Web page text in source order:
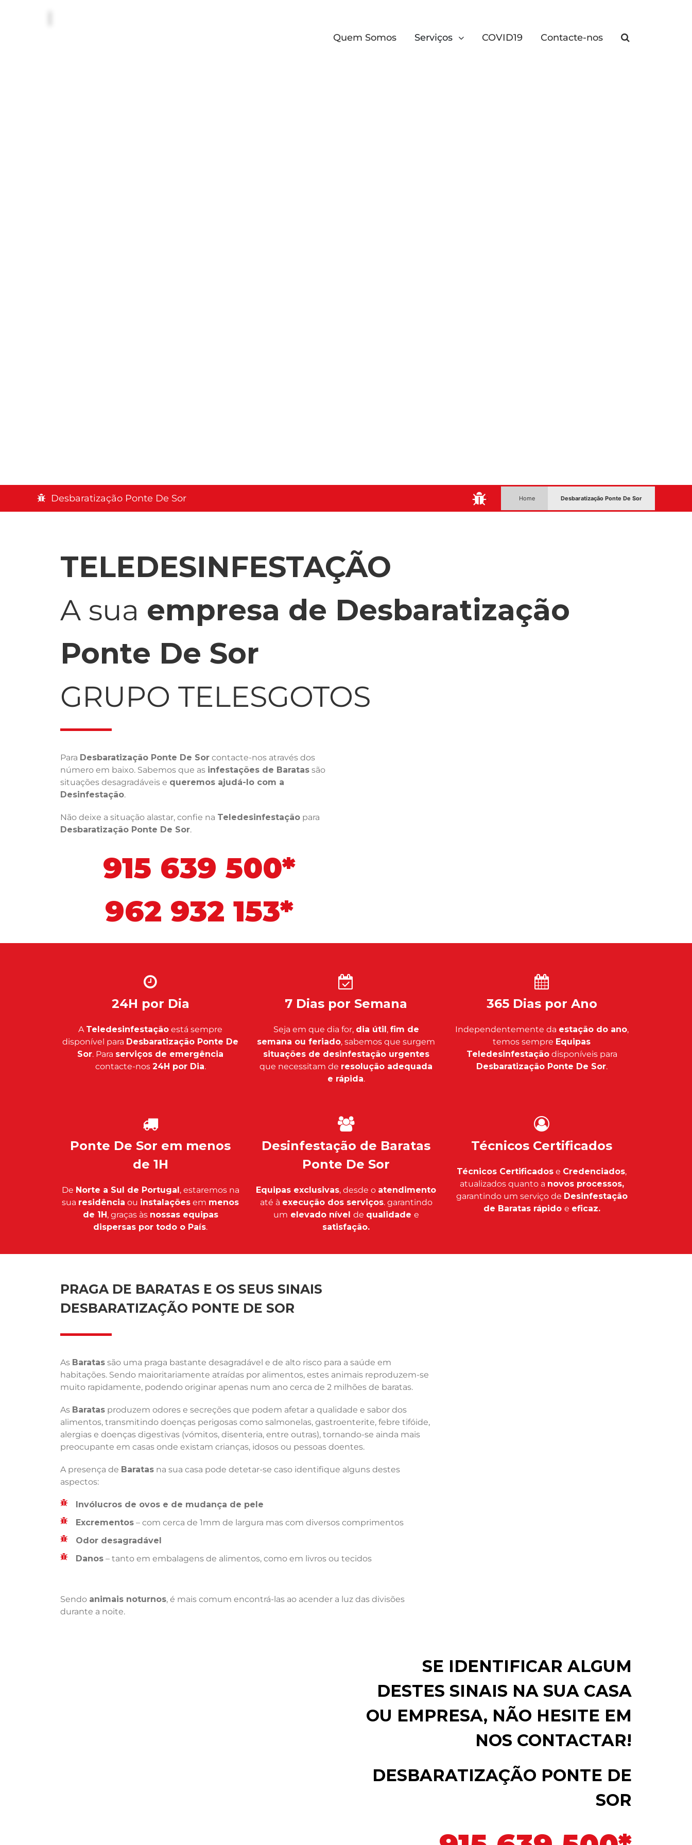
Quem Somos Serviços COVID19 Contacte-nos
Desbaratização Ponte De Sor : Home Desbaratização Ponte De Sor
TELEDESINFESTAÇÃO
A sua empresa de Desbaratização
Ponte De Sor
GRUPO TELESGOTOS
Para Desbaratização Ponte De Sor contacte-nos através dos
número em baixo. Sabemos que as infestações de Baratas são
situações desagradáveis e queremos ajudá-lo com a
Desinfestação.
Não deixe a situação alastar, confie na Teledesinfestação para
Desbaratização Ponte De Sor.
915 639 500*
962 932 153*
24H por Dia
A Teledesinfestação está sempre
disponível para Desbaratização Ponte De
Sor. Para serviços de emergência
contacte-nos 24H por Dia.
7 Dias por Semana
Seja em que dia for, dia útil, fim de
semana ou feriado, sabemos que surgem
situações de desinfestação urgentes
que necessitam de resolução adequada
e rápida.
365 Dias por Ano
Independentemente da estação do ano,
temos sempre Equipas
Teledesinfestaçãodisponíveis para
Desbaratização Ponte De Sor.
Ponte De Sor em menos
de 1H
De Norte a Sul de Portugal, estaremos na
sua residência ou instalações em menos
de 1H, graças às nossas equipas
dispersas por todo o País.
Desinfestação de Baratas
Ponte De Sor
Equipas exclusivas, desde o atendimento
até à execução dos serviços. garantindo
um elevado nível de qualidade e
satisfação.
Técnicos Certificados
Técnicos Certificados e Credenciados,
atualizados quanto a novos processos,
garantindo um serviço de Desinfestação
de Baratas rápido e eficaz.
PRAGA DE BARATAS E OS SEUS SINAIS
DESBARATIZAÇÃO PONTE DE SOR
As Baratas são uma praga bastante desagradável e de alto risco para a saúde em
habitações. Sendo maioritariamente atraídas por alimentos, estes animais reproduzem-se
muito rapidamente, podendo originar apenas num ano cerca de 2 milhões de baratas.
As Baratas produzem odores e secreções que podem afetar a qualidade e sabor dos
alimentos, transmitindo doenças perigosas como salmonelas, gastroenterite, febre tifóide,
alergias e doenças digestivas (vómitos, disenteria, entre outras), tornando-se ainda mais
preocupante em casas onde existam crianças, idosos ou pessoas doentes.
A presença de Baratas na sua casa pode detetar-se caso identifique alguns destes
aspectos:
Invólucros de ovos e de mudança de pele
Excrementos – com cerca de 1mm de largura mas com diversos comprimentos
Odor desagradável
Danos – tanto em embalagens de alimentos, como em livros ou tecidos
Sendo animais noturnos, é mais comum encontrá-las ao acender a luz das divisões
durante a noite.
SE IDENTIFICAR ALGUM
DESTES SINAIS NA SUA CASA
OU EMPRESA, NÃO HESITE EM
NOS CONTACTAR!
DESBARATIZAÇÃO PONTE DE
SOR